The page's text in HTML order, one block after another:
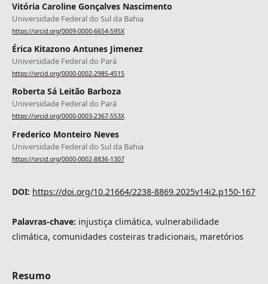
Vitória Caroline Gonçalves Nascimento
Universidade Federal do Sul da Bahia
https://orcid.org/0009-0000-6654-595X
Érica Kitazono Antunes Jimenez
Universidade Federal do Pará
https://orcid.org/0000-0002-2985-4515
Roberta Sá Leitão Barboza
Universidade Federal do Pará
https://orcid.org/0000-0003-2367-553X
Frederico Monteiro Neves
Universidade Federal do Sul da Bahia
https://orcid.org/0000-0002-8836-1307
DOI: https://doi.org/10.21664/2238-8869.2025v14i2.p150-167
Palavras-chave: injustiça climática, vulnerabilidade
climática, comunidades costeiras tradicionais, maretórios
Resumo